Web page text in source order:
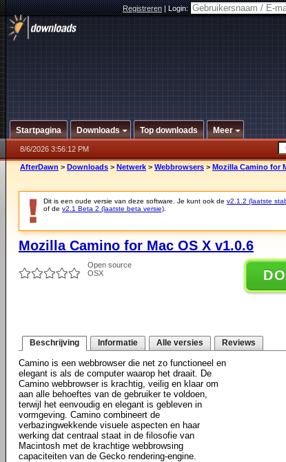
Registreren|Login:
Startpagina Downloads Top downloads Meer
8/6/2026 3:56:12 PM
AfterDawn > Downloads > Netwerk > Webbrowsers > Mozilla Camino for
Dit is een oude versie van deze software. Je kunt ook de v2.1.2 (laatste
of de v2.1 Beta 2 (laatste beta versie)
Mozilla Camino for Mac OS X v1.0.6
Open source
OSX
Beschrijving Informatie Alle versies Reviews
Camino is een webbrowser die net zo functioneel en
elegant is als de computer waarop het draait. De
Camino webbrowser is krachtig, veilig en klaar om
aan alle behoeftes van de gebruiker te voldoen,
terwijl het eenvoudig en elegant is gebleven in
vormgeving. Camino combineert de
verbazingwekkende visuele aspecten en haar
werking dat centraal staat in de filosofie van
Macintosh met de krachtige webbrowsing
capaciteiten van de Gecko rendering-engine.